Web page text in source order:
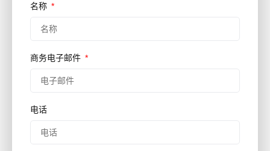
名称
商务电子邮件
电话